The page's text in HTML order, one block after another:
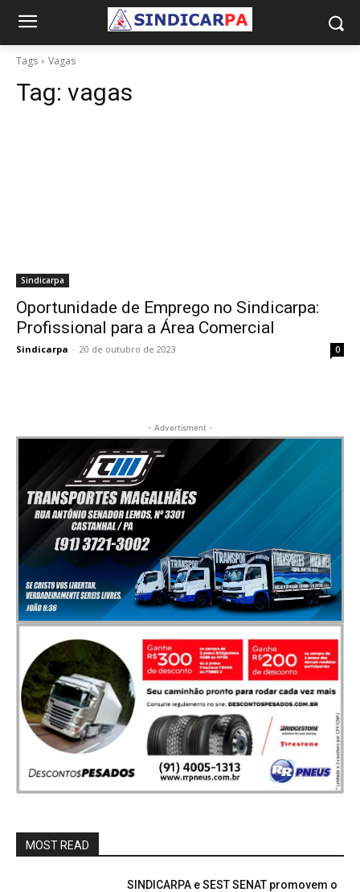
Tags Vagas
Tag: vagas
Sindicarpa
Oportunidade de Emprego no Sindicarpa:
Profissional para a Área Comercial
Sindicarpa - 20 de outubro de 2023 0
- Advertisment -
MOST READ
SINDICARPA e SEST SENAT promovem o